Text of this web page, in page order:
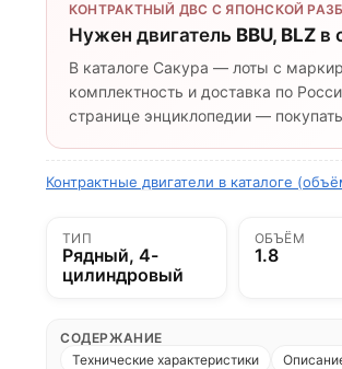
КОНТРАКТНЫЙ ДВС С ЯПОНСКОЙ
Нужен двигатель BBU, BLZ в
В каталоге Сакура — лоты с
комплектность и доставка по
странице энциклопедии —
Контрактные двигатели в каталоге
ТИП
Рядный, 4-
цилиндровый
ОБЪЁМ
1.8
СОДЕРЖАНИЕ
Технические характеристики